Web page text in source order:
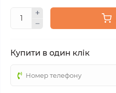
Купити в один клік